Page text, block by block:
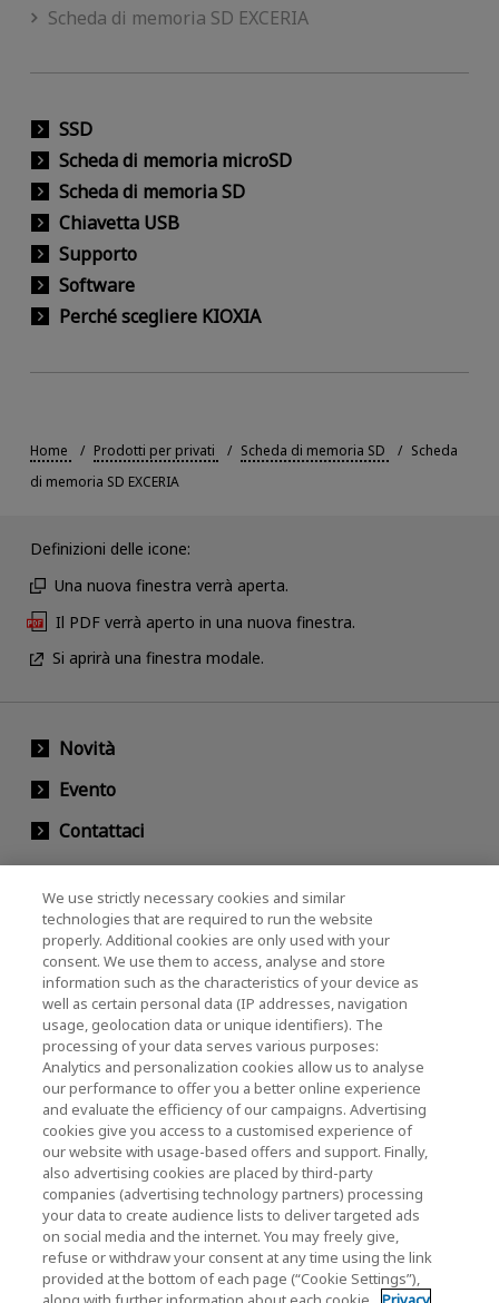
Scheda di memoria SD EXCERIA
SSD
Scheda di memoria microSD
Scheda di memoria SD
Chiavetta USB
Supporto
Software
Perché scegliere KIOXIA
Home Prodotti per privati Scheda di memoria SD
Scheda
di memoria SD EXCERIA
Definizioni delle icone:
Una nuova finestra verrà aperta.
Il PDF verrà aperto in una nuova finestra.
Si aprirà una finestra modale.
Novità
Evento
Contattaci
KIOXIA Holdings Corporation (Relazioni con il
Corporate / Investori)
KIOXIA Holdings Corporation Home
Relazioni con gli investitori
Informativa sulla privacy
Cookie Settings
Termini e condizioni
We use strictly necessary cookies and similar
technologies that are required to run the website
properly. Additional cookies are only used with your
consent. We use them to access, analyse and store
information such as the characteristics of your device as
well as certain personal data (IP addresses, navigation
usage, geolocation data or unique identifiers). The
processing of your data serves various purposes:
Analytics and personalization cookies allow us to analyse
our performance to offer you a better online experience
and evaluate the efficiency of our campaigns. Advertising
cookies give you access to a customised experience of
our website with usage-based offers and support. Finally,
also advertising cookies are placed by third-party
companies (advertising technology partners) processing
your data to create audience lists to deliver targeted ads
on social media and the internet. You may freely give,
refuse or withdraw your consent at any time using the link
provided at the bottom of each page (“Cookie Settings”),